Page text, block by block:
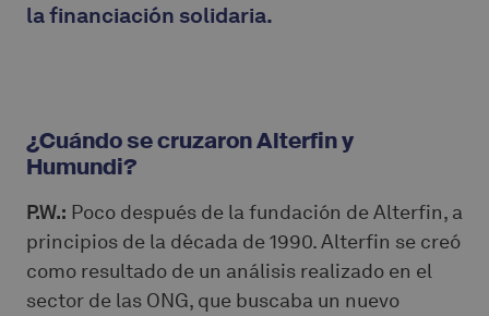
la financiación solidaria.
¿Cuándo se cruzaron Alterfin y
Humundi?
P.W.: Poco después de la fundación de Alterfin, a
principios de la década de 1990. Alterfin se creó
como resultado de un análisis realizado en el
sector de las ONG, que buscaba un nuevo